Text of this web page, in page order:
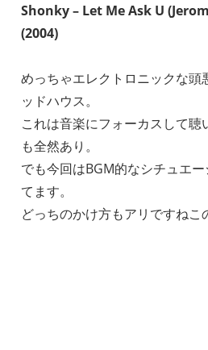
Shonky – Let Me Ask U
(2004)
めっちゃエレクトロニックな頭
ッドハウス。
これは音楽にフォーカスして聴
も全然あり。
でも今回はBGM的なシチュエ
てます。
どっちのかけ方もアリですねこ